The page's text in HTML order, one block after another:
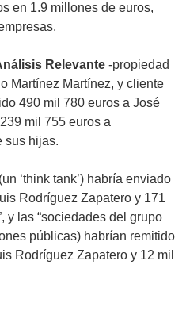
en 1.9 millones de euros,
Relevante -propiedad
Martínez Martínez, y cliente
490 mil 780 euros a José
mil 755 euros a
sus hijas.
(un ‘think tank’) habría enviado
Rodríguez Zapatero y 171
y las “sociedades del grupo
públicas) habrían remitido
Rodríguez Zapatero y 12 mil